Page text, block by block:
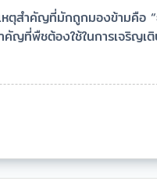
ตุสำคัญที่มักถูกมองข้ามคือ “
ญที่พืชต้องใช้ในการเจริญเ